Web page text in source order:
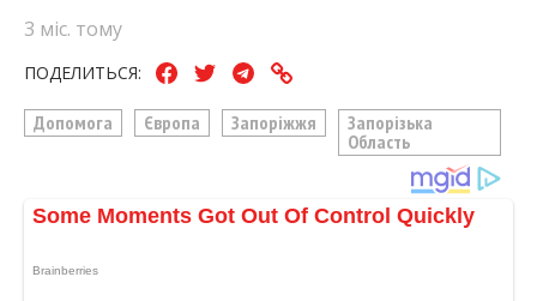
3 міс. тому
ПОДЕЛИТЬСЯ:
Допомога Європа Запоріжжя
Запорізька
Область